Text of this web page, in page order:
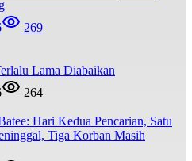
269
Lama Diabaikan
264
Hari Kedua Pencarian, Satu
Tiga Korban Masih